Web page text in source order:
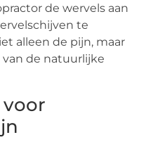
de wervels aan
te
alleen de pijn, maar
de natuurlijke